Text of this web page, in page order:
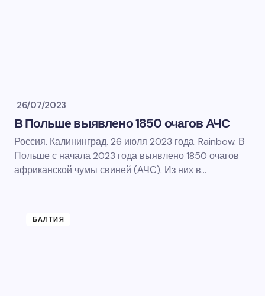
26/07/2023
В Польше выявлено 1850 очагов АЧС
Россия. Калининград. 26 июля 2023 года. Rainbow. В
Польше с начала 2023 года выявлено 1850 очагов
африканской чумы свиней (АЧС). Из них в…
БАЛТИЯ